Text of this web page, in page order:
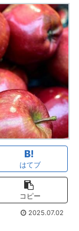
はてブ
コピー
2025.07.02